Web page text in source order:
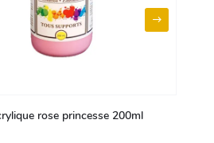
rose princesse 200ml